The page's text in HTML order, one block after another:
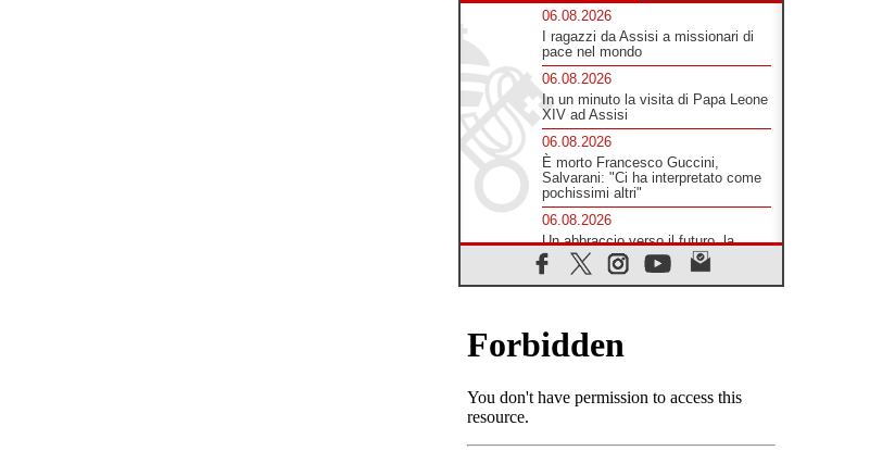
06.08.2026
I ragazzi da Assisi a missionari di
pace nel mondo
06.08.2026
In un minuto la visita di Papa Leone
XIV ad Assisi
06.08.2026
È morto Francesco Guccini,
Salvarani: "Ci ha interpretato come
pochissimi altri"
06.08.2026
Un abbraccio verso il futuro, la
grande festa del Papa e dei giovani
ad Assisi
ci sentiamo Chiesa"
06.08.2026
Vangelo abbatte i muri che